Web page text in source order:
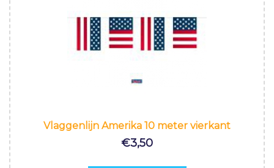
Vlaggenlijn Amerika 10 meter vierkant
€3,50